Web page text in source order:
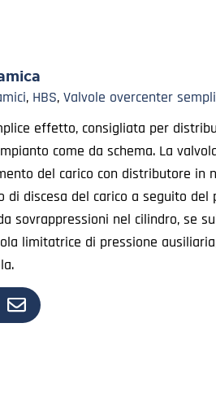
, HBS, Valvole overcenter
effetto, consigliata per
come da schema. La
del carico con distributore in
discesa del carico a seguito del
sovrappressioni nel cilindro, se
limitatrice di pressione